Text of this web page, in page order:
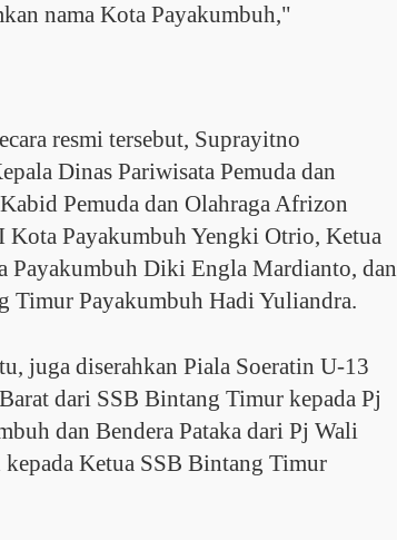
nama Kota Payakumbuh,"
resmi tersebut, Suprayitno
Dinas Pariwisata Pemuda dan
Pemuda dan Olahraga Afrizon
Kota Payakumbuh Yengki Otrio, Ketua
Payakumbuh Diki Engla Mardianto, dan
Timur Payakumbuh Hadi Yuliandra.
juga diserahkan Piala Soeratin U-13
dari SSB Bintang Timur kepada Pj
dan Bendera Pataka dari Pj Wali
Ketua SSB Bintang Timur